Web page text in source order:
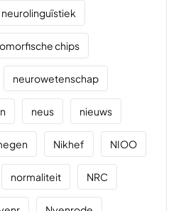
neurolinguïstiek
chips
neurowetenschap
neus nieuws
Nikhef NIOO
normaliteit NRC